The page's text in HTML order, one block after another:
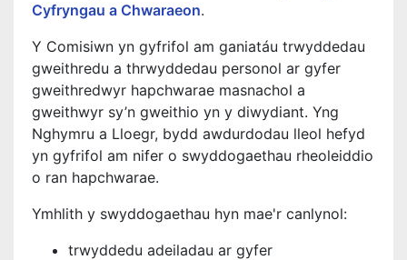
Cyfryngau a Chwaraeon.
Y Comisiwn yn gyfrifol am ganiatáu trwyddedau
gweithredu a thrwyddedau personol ar gyfer
gweithredwyr hapchwarae masnachol a
gweithwyr sy’n gweithio yn y diwydiant. Yng
Nghymru a Lloegr, bydd awdurdodau lleol hefyd
yn gyfrifol am nifer o swyddogaethau rheoleiddio
o ran hapchwarae.
Ymhlith y swyddogaethau hyn mae'r canlynol:
trwyddedu adeiladau ar gyfer